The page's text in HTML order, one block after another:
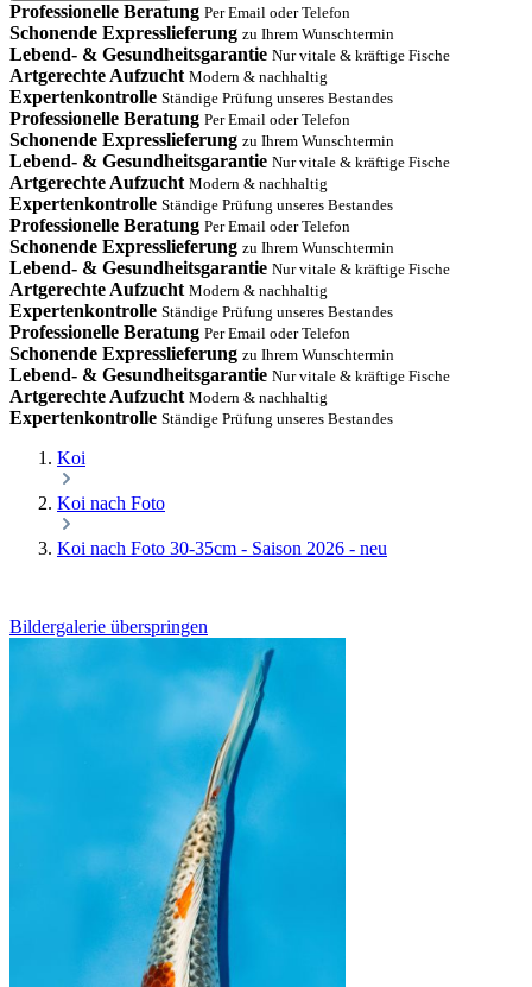
Professionelle Beratung Per Email oder Telefon
Schonende Expresslieferung zu Ihrem Wunschtermin
Lebend- & Gesundheitsgarantie Nur vitale & kräftige Fische
Artgerechte Aufzucht Modern & nachhaltig
Expertenkontrolle Ständige Prüfung unseres Bestandes
Professionelle Beratung Per Email oder Telefon
Schonende Expresslieferung zu Ihrem Wunschtermin
Lebend- & Gesundheitsgarantie Nur vitale & kräftige Fische
Artgerechte Aufzucht Modern & nachhaltig
Expertenkontrolle Ständige Prüfung unseres Bestandes
Professionelle Beratung Per Email oder Telefon
Schonende Expresslieferung zu Ihrem Wunschtermin
Lebend- & Gesundheitsgarantie Nur vitale & kräftige Fische
Artgerechte Aufzucht Modern & nachhaltig
Expertenkontrolle Ständige Prüfung unseres Bestandes
Professionelle Beratung Per Email oder Telefon
Schonende Expresslieferung zu Ihrem Wunschtermin
Lebend- & Gesundheitsgarantie Nur vitale & kräftige Fische
Artgerechte Aufzucht Modern & nachhaltig
Expertenkontrolle Ständige Prüfung unseres Bestandes
Koi
Koi nach Foto
Koi nach Foto 30-35cm - Saison 2026 - neu
Bildergalerie überspringen